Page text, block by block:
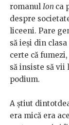
romanul Ion ca
despre
liceeni. Pare
să ieși din
certe că
să insiste să vii
podium.
A știut
era mică era